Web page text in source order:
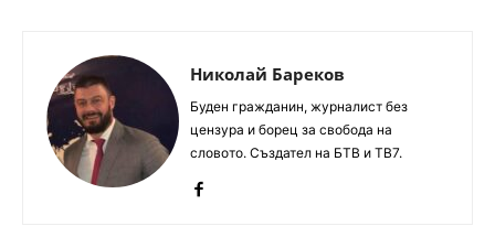
Николай Бареков
Буден гражданин, журналист без
цензура и борец за свобода на
словото. Създател на БТВ и ТВ7.